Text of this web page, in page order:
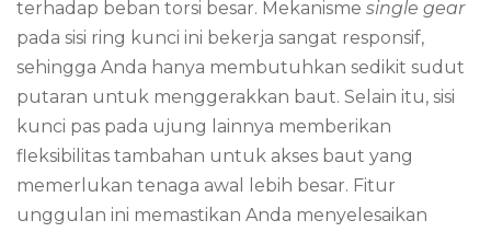
terhadap beban torsi besar. Mekanisme single gear
pada sisi ring kunci ini bekerja sangat responsif,
sehingga Anda hanya membutuhkan sedikit sudut
putaran untuk menggerakkan baut. Selain itu, sisi
kunci pas pada ujung lainnya memberikan
fleksibilitas tambahan untuk akses baut yang
memerlukan tenaga awal lebih besar. Fitur
unggulan ini memastikan Anda menyelesaikan